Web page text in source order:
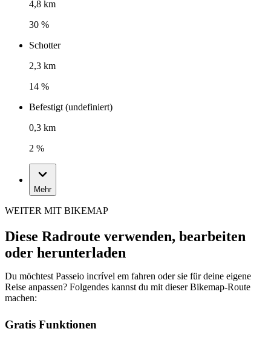
4,8 km
30 %
Schotter
2,3 km
14 %
Befestigt (undefiniert)
0,3 km
2 %
Mehr
WEITER MIT BIKEMAP
Diese Radroute verwenden, bearbeiten
oder herunterladen
Du möchtest Passeio incrível em fahren oder sie für deine eigene
Reise anpassen? Folgendes kannst du mit dieser Bikemap-Route
machen:
Gratis Funktionen